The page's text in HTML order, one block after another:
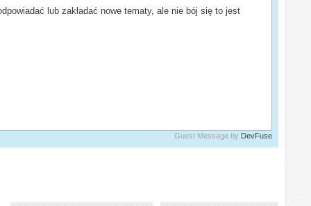
lub zakładać nowe tematy, ale nie bój się to jest
Guest Message by DevFuse